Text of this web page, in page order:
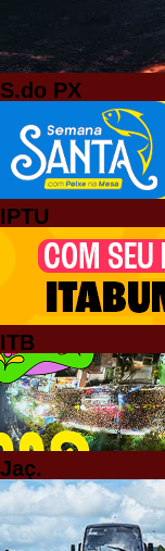
S.do PX
IPTU
ITB
Jaç.